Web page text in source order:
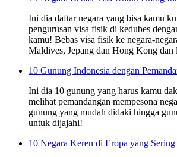
Ini dia daftar negara yang bisa kamu
pengurusan visa fisik di kedubes
kamu! Bebas visa fisik ke negara-
Maldives, Jepang dan Hong Kong dan
10 Gunung Indonesia dengan
Ini dia 10 gunung yang harus kamu
melihat pemandangan mempesona
gunung yang mudah didaki hingga
untuk dijajahi!
10 Negara Keren di Eropa yang